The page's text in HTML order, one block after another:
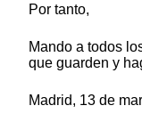
Por tanto,
Mando a todos
que guarden y
Madrid, 13 de